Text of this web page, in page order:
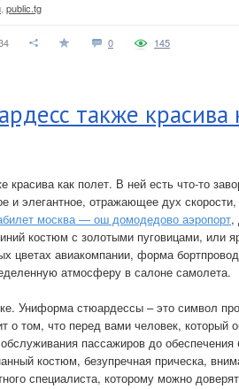
public.tg
0 145
также красива
красива как полет. В ней есть что-то
и элегантное, отражающее дух
москва — ош домодедово аэропорт,
костюм с золотыми пуговицами, или
цветах авиакомпании, форма
атмосферу в салоне самолета.
Униформа стюардессы – это символ
о том, что перед вами человек, который
пассажиров до обеспечения
костюм, безупречная прическа,
специалиста, которому можно